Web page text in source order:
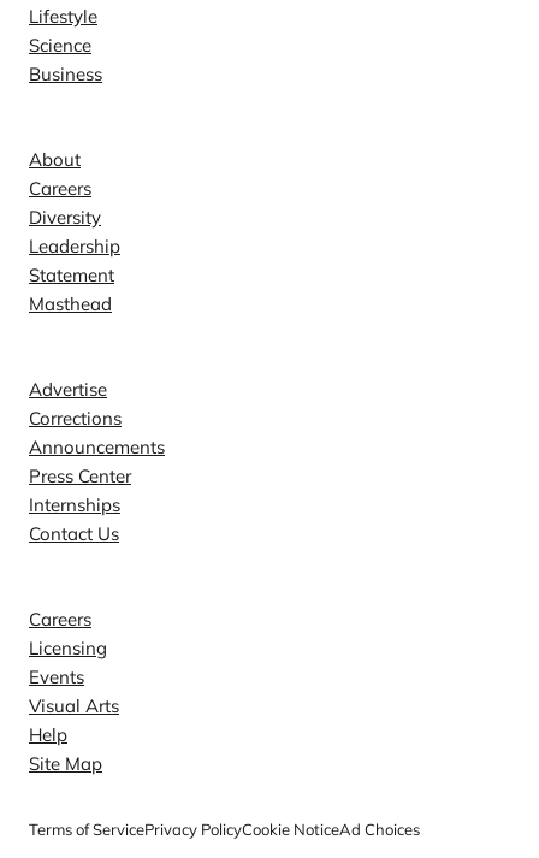
Lifestyle
Science
Business
About
Careers
Diversity
Leadership
Statement
Masthead
Advertise
Corrections
Announcements
Press Center
Internships
Contact Us
Careers
Licensing
Events
Visual Arts
Help
Site Map
Terms of ServicePrivacy PolicyCookie NoticeAd Choices